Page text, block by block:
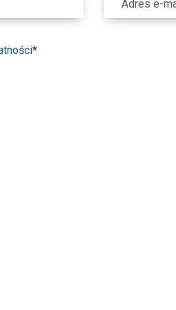
Adres e-
*